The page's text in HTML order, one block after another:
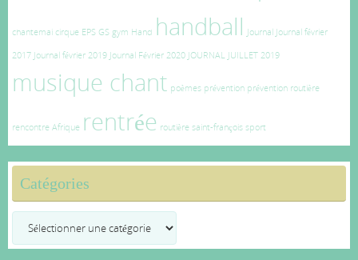
chantemai cirque EPS GS gym Hand handball Journal Journal février
2017 Journal février 2019 Journal Février 2020 JOURNAL JUILLET 2019
musique chant poèmes prévention prévention routière
rencontre Afrique rentrée routière saint-françois sport
Catégories